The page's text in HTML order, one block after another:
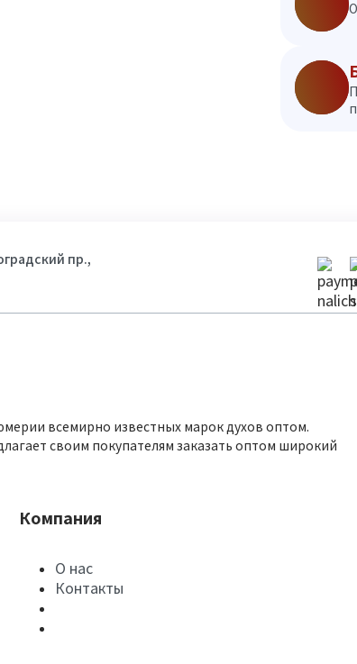
пр.,
всемирно известных марок духов оптом.
своим покупателям заказать оптом широкий
Компания
О нас
Контакты